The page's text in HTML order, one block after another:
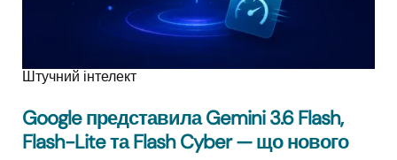
Штучний інтелект
Google представила Gemini 3.6 Flash,
Flash-Lite та Flash Cyber — що нового